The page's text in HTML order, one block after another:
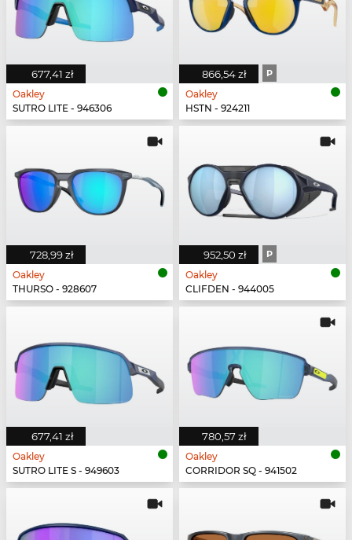
677,41 zł
Oakley
SUTRO LITE - 946306
866,54 zł P
Oakley
HSTN - 924211
728,99 zł
Oakley
THURSO - 928607
952,50 zł P
Oakley
CLIFDEN - 944005
677,41 zł
Oakley
SUTRO LITE S - 949603
780,57 zł
Oakley
CORRIDOR SQ - 941502